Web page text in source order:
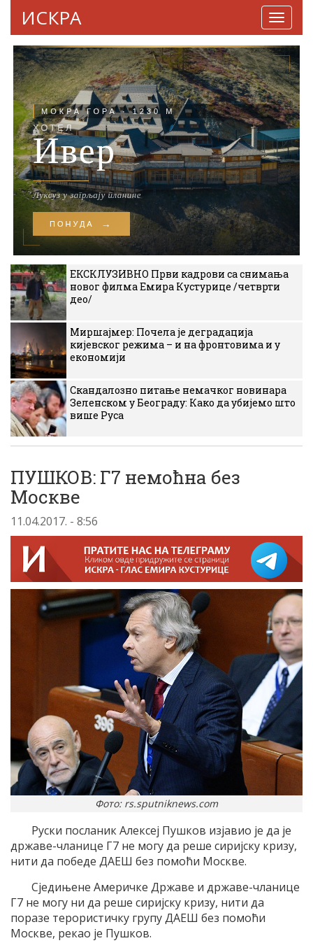
ИСКРА
ЕКСКЛУЗИВНО Први кадрови са снимања
новог филма Емира Кустурице /четврти
део/
Миршајмер: Почела је деградација
кијевског режима – и на фронтовима и у
економији
Скандалозно питање немачког новинара
Зеленском у Београду: Како да убијемо што
више Руса
ПУШКОВ: Г7 немоћна без
Москве
11.04.2017. - 8:56
Фото: rs.sputniknews.com
Руски посланик Алексеј Пушков изјавио је да је
државе-чланице Г7 не могу да реше сиријску кризу,
нити да победе ДАЕШ без помоћи Москве.
Сједињене Америчке Државе и државе-чланице
Г7 не могу ни да реше сиријску кризу, нити да
поразе терористичку групу ДАЕШ без помоћи
Москве, рекао је Пушков.